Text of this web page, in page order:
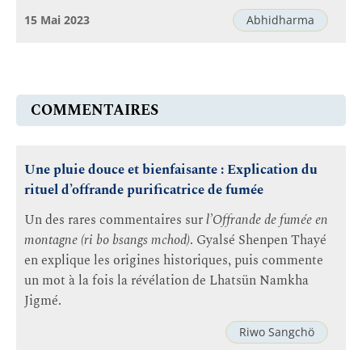
Abhidharma
15 Mai 2023
COMMENTAIRES
Une pluie douce et bienfaisante : Explication du
rituel d’offrande purificatrice de fumée
Un des rares commentaires surl’Offrande de fumée en
montagne (ri bo bsangs mchod). Gyalsé Shenpen Thayé
en explique les origines historiques, puis commente
un mot à la fois la révélation de Lhatsün Namkha
Jigmé.
Riwo Sangchö